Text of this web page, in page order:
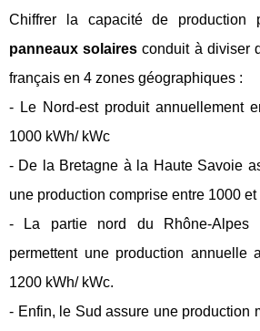
Chiffrer la capacité de production
panneaux solaires conduit à diviser
français en 4 zones géographiques :
- Le Nord-est produit annuellement
1000 kWh/ kWc
- De la Bretagne à la Haute Savoie
une production comprise entre 1000 et
- La partie nord du Rhône-Alpes
permettent une production annuelle
1200 kWh/ kWc.
- Enfin, le Sud assure une production